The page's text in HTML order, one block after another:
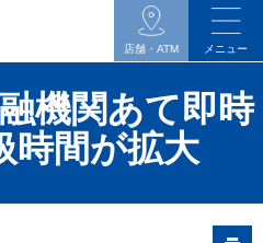
店舗・ATM メニュー
機関あて即時
時間が拡大